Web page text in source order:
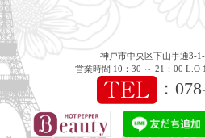
神戸市中央区下山手通3-
営業時間 10：30 ～ 21：00 L.O
：